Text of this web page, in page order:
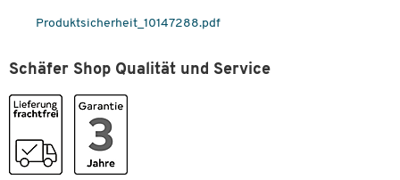
Weitere Details:
• Dynamische Höhenverstellung 240 mm
• Drehbar 360°, neigbar, schwenkbar
Produktsicherheit_10147288.pdf
Schäfer Shop Qualität und Service